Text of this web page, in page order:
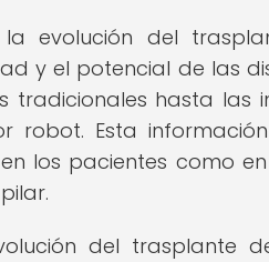
la evolución del
y el potencial de las
tradicionales hasta las
robot. Esta
los pacientes como
del trasplante